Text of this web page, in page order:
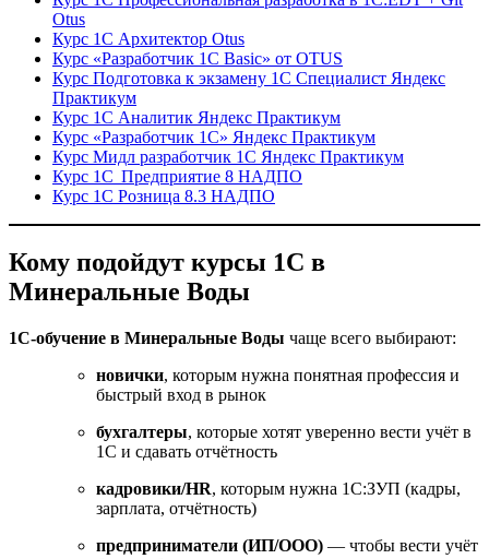
Otus
Курс 1С Архитектор Otus
Курс «Разработчик 1С Basic» от OTUS
Курс Подготовка к экзамену 1С Специалист Яндекс
Практикум
Курс 1С Аналитик Яндекс Практикум
Курс «Разработчик 1С» Яндекс Практикум
Курс Мидл разработчик 1С Яндекс Практикум
Курс 1С Предприятие 8 НАДПО
Курс 1С Розница 8.3 НАДПО
Кому подойдут курсы 1С в
Минеральные Воды
1С-обучение в Минеральные Воды чаще всего выбирают:
новички, которым нужна понятная профессия и
быстрый вход в рынок
бухгалтеры, которые хотят уверенно вести учёт в
1С и сдавать отчётность
кадровики/HR, которым нужна 1С:ЗУП (кадры,
зарплата, отчётность)
предприниматели (ИП/ООО) — чтобы вести учёт